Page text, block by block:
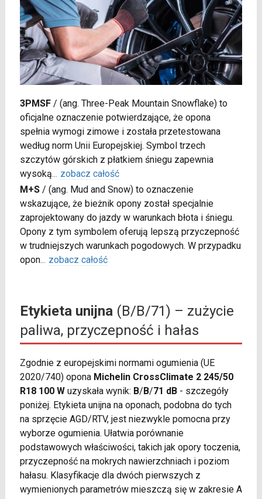
3PMSF/ (ang. Three-Peak Mountain Snowflake) to
oficjalne oznaczenie potwierdzające, że opona
spełnia wymogi zimowe i została przetestowana
według norm Unii Europejskiej. Symbol trzech
szczytów górskich z płatkiem śniegu zapewnia
wysoką... zobacz całość
M+S/ (ang. Mud and Snow) to oznaczenie
wskazujące, że bieżnik opony został specjalnie
zaprojektowany do jazdy w warunkach błota i śniegu.
Opony z tym symbolem oferują lepszą przyczepność
w trudniejszych warunkach pogodowych. W przypadku
opon... zobacz całość
Etykieta unijna(B/B/71) – zużycie
paliwa, przyczepność i hałas
Zgodnie z europejskimi normami ogumienia (UE
2020/740) opona Michelin CrossClimate 2 245/50
R18 100 Wuzyskała wynik: B/B/71 dB- szczegóły
poniżej. Etykieta unijna na oponach, podobna do tych
na sprzęcie AGD/RTV, jest niezwykle pomocna przy
wyborze ogumienia. Ułatwia porównanie
podstawowych właściwości, takich jak opory toczenia,
przyczepność na mokrych nawierzchniach i poziom
hałasu. Klasyfikacje dla dwóch pierwszych z
wymienionych parametrów mieszczą się w zakresie A